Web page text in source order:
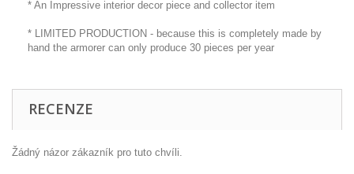
* An Impressive interior decor piece and collector item
* LIMITED PRODUCTION - because this is completely made by
hand the armorer can only produce 30 pieces per year
RECENZE
Žádný názor zákazník pro tuto chvíli.